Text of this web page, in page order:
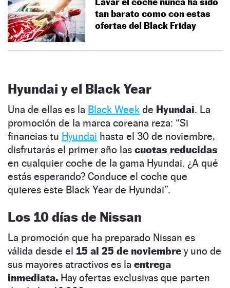
tan barato como con estas
ofertas del Black Friday
Hyundai y el Black Year
Una de ellas es la Black Week de Hyundai. La
promoción de la marca coreana reza: “Si
financias tu Hyundai hasta el 30 de noviembre,
disfrutarás el primer año las cuotas reducidas
en cualquier coche de la gama Hyundai. ¿A qué
estás esperando? Conduce el coche que
quieres este Black Year de Hyundai”.
Los 10 días de Nissan
La promoción que ha preparado Nissan es
válida desde el 15 al 25 de noviembre y uno de
sus mayores atractivos es la entrega
inmediata. Hay ofertas exclusivas que parten